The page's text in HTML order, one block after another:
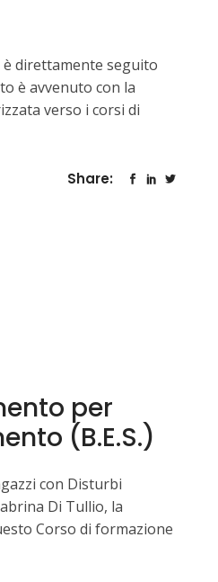
direttamente seguito
è avvenuto con la
verso i corsi di
Share:
per
(B.E.S.)
con Disturbi
Di Tullio, la
Corso di formazione